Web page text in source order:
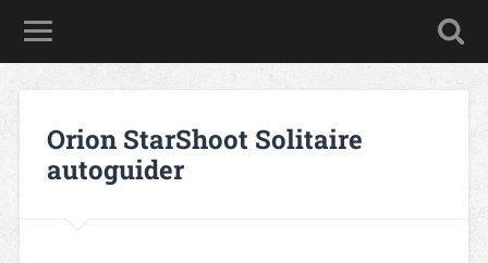
Orion StarShoot Solitaire
autoguider